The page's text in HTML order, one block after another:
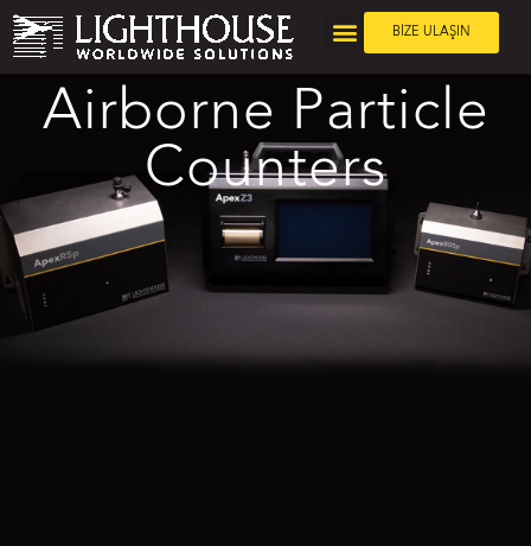
BİZE ULAŞIN
Airborne Particle
Counters